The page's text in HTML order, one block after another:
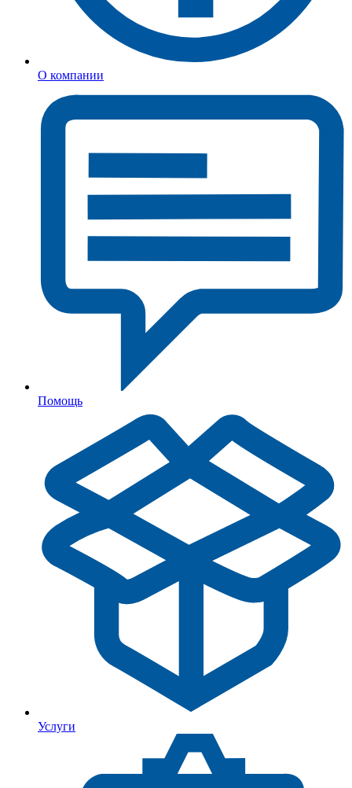
О компании
Помощь
Услуги